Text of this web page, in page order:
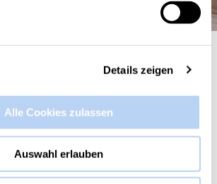
Details zeigen
Alle Cookies zulassen
Auswahl erlauben